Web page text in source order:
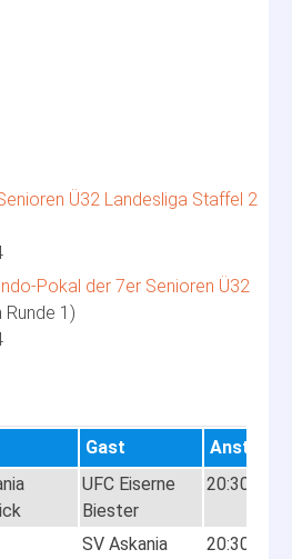
Ü32 Landesliga Staffel 2
Pokal der 7er Senioren Ü32
1
Gast Anst.
UFC Eiserne
Biester
20:30
SV Askania
20:30